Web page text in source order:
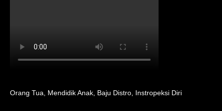
Orang Tua Mendidik Anak Baju Distro Instropeksi Diri